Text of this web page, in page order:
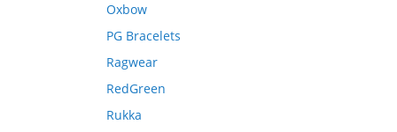
Oxbow
PG Bracelets
Ragwear
RedGreen
Rukka